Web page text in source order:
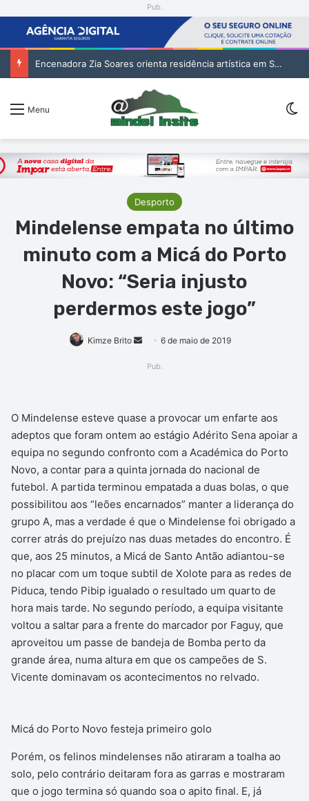
Pub.
Encenadora Zia Soares orienta residência artística em São Vicente
Menu
Desporto
Mindelense empata no último
minuto com a Micá do Porto
Novo: “Seria injusto
perdermos este jogo”
Kimze Brito
Mande6 de maio de 2019
Pub.
O Mindelense esteve quase a provocar um enfarte aos
adeptos que foram ontem ao estágio Adérito Sena apoiar a
equipa no segundo confronto com a Académica do Porto
Novo, a contar para a quinta jornada do nacional de
futebol. A partida terminou empatada a duas bolas, o que
possibilitou aos “leões encarnados” manter a liderança do
grupo A, mas a verdade é que o Mindelense foi obrigado a
correr atrás do prejuízo nas duas metades do encontro. É
que, aos 25 minutos, a Micá de Santo Antão adiantou-se
no placar com um toque subtil de Xolote para as redes de
Piduca, tendo Pibip igualado o resultado um quarto de
hora mais tarde. No segundo período, a equipa visitante
voltou a saltar para a frente do marcador por Faguy, que
aproveitou um passe de bandeja de Bomba perto da
grande área, numa altura em que os campeões de S.
Vicente dominavam os acontecimentos no relvado.
Micá do Porto Novo festeja primeiro golo
Porém, os felinos mindelenses não atiraram a toalha ao
solo, pelo contrário deitaram fora as garras e mostraram
que o jogo termina só quando soa o apito final. E, já